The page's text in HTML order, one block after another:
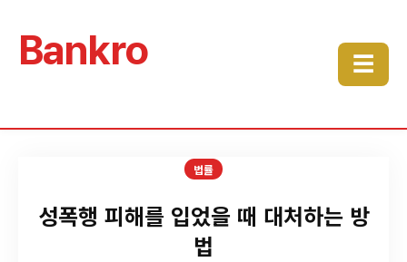
Bankro ☰
법률
성폭행 피해를 입었을 때 대처하는 방
법